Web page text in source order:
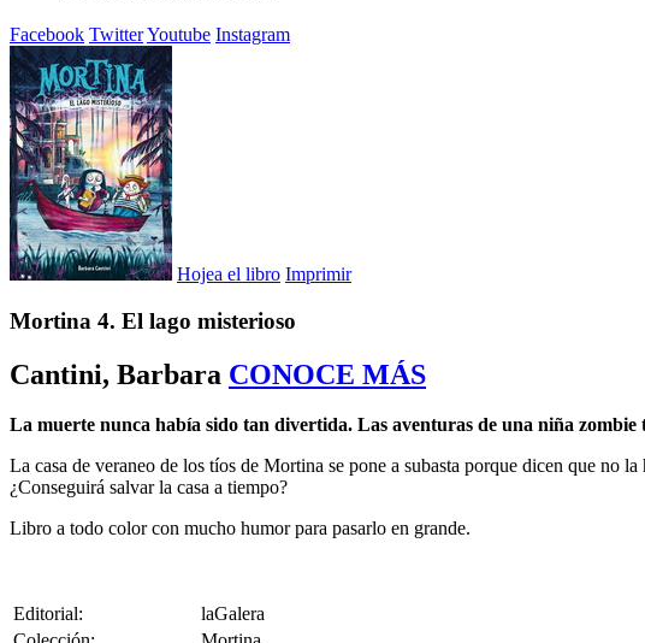
Facebook TwitterYoutube Instagram
Hojea el libro Imprimir
Mortina 4. El lago misterioso
Cantini, Barbara CONOCE MÁS
La muerte nunca había sido tan divertida. Las aventuras de una niña
La casa de veraneo de los tíos de Mortina se pone a subasta porque dicen que no
¿Conseguirá salvar la casa a tiempo?
Libro a todo color con mucho humor para pasarlo en grande.
Editorial:
laGalera